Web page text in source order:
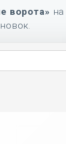
ворота» на